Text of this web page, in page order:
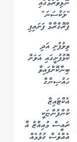
ނޮޅިވަރަމްގައި
"ލަކުސަނަ"
ޕްރޮގްރާމް ފަށައިފި
ވިލުފުށި އަދި
ކޮޅުފުށީގައި އަލަށް
ބިނާކޮށްފައިވާ
ހައުސިންގް
ނަރުދަމާގެ ހިދުމަތް
ފޯރުކޮށްދީ ނިމެނީ
އެކްޓައިޒް
ކުންފުންޏަކީ
ރައީސް މުއިއްޒު އާ
އެއްވެސް ގުޅުމެއް